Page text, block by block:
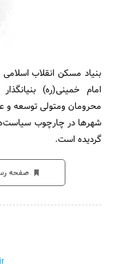
امام خمینی(ره)
محرومان ومتولی توسعه
شهرها در چارچوب
گردیده است.
صفحه